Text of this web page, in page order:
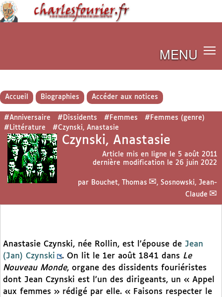
MENU
Accueil Biographies Accéder aux notices
#Anniversaire #Dissidents #Femmes
#Femmes (genre)
#Littérature
#Czynski, Anastasie
Czynski, Anastasie
Article mis en ligne le 5 août 2011
dernière modification le 26 juin 2022
par Bouchet, Thomas , Sosnowski, Jean-
Claude
Anastasie Czynski, née Rollin, est l’épouse de Jean
(Jan) Czynski
. On lit le 1er août 1841 dans Le
Nouveau Monde, organe des dissidents fouriéristes
dont Jean Czynski est l’un des dirigeants, un « Appel
aux femmes » rédigé par elle. « Faisons respecter le